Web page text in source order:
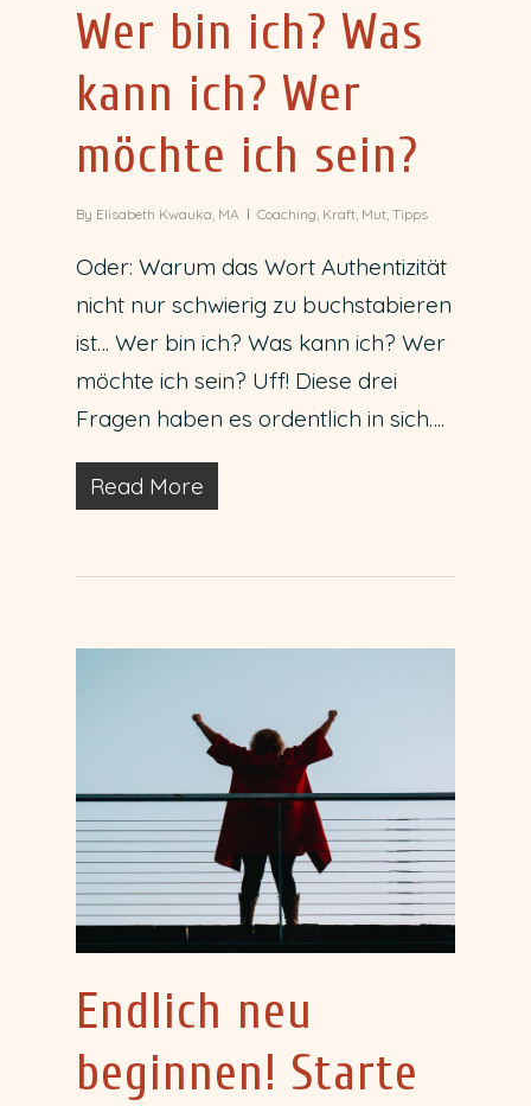
Wer bin ich? Was
kann ich? Wer
möchte ich sein?
By Elisabeth Kwauka, MA Coaching Kraft Mut Tipps
Oder: Warum das Wort Authentizität
nicht nur schwierig zu buchstabieren
ist… Wer bin ich? Was kann ich? Wer
möchte ich sein? Uff! Diese drei
Fragen haben es ordentlich in sich….
Read More
Endlich neu
beginnen! Starte